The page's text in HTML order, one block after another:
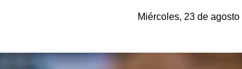
Miércoles, 23 de